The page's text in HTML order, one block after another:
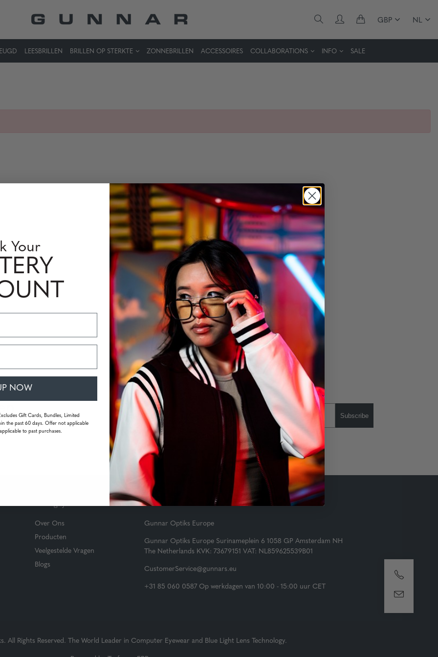
GBP NL
LEESBRILLEN BRILLEN OP STERKTE ZONNEBRILLEN ACCESSOIRES COLLABORATIONS INFO SALE
Subscribe
Over Ons
Producten
Veelgestelde Vragen
Blogs
Klantenservice
Gunnar Optiks Europe
Gunnar Optiks Europe Surinameplein 6 1058 GP Amsterdam NH
The Netherlands KVK: 73679151 VAT: NL859625539B01
CustomerService@gunnars.eu
+31 85 060 0587 Op werkdagen van 10:00 - 15:00 uur CET
All Rights Reserved. The World Leader in Computer Eyewear and Blue Light Lens Technology.
Your
NOW
Gift Cards, Bundles, Limited
the past 60 days. Offer not applicable
to past purchases.